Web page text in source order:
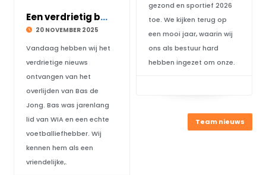
gezond en sportief 2026
toe. We kijken terug op
een mooi jaar, waarin wij
ons als bestuur hard
hebben ingezet om onze.
Een verdrietig bericht
20 NOVEMBER 2025
Vandaag hebben wij het
verdrietige nieuws
ontvangen van het
overlijden van Bas de
Jong. Bas was jarenlang
lid van WIA en een echte
voetballiefhebber. Wij
kennen hem als een
vriendelijke,.
Team nieuws